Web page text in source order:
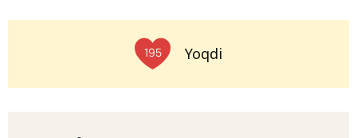
195 Yoqdi